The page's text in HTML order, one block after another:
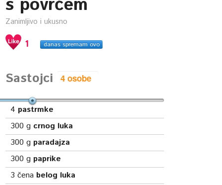
s povrćem
Zanimljivo i ukusno
1 danas spremam ovo
Sastojci
4 pastrmke
300 g crnog luka
300 g paradajza
300 g paprike
3 čena belog luka